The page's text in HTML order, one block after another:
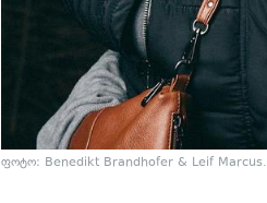
ფოტო: Benedikt Brandhofer & Leif Marcus.